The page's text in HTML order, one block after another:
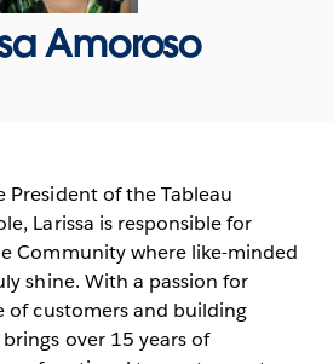
Amoroso
President of the Tableau
Larissa is responsible for
Community where like-minded
shine. With a passion for
of customers and building
over 15 years of